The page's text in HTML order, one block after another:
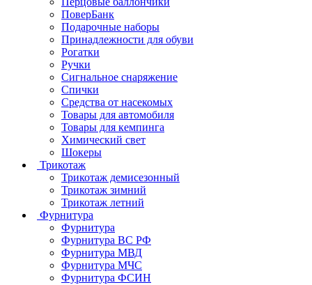
ПоверБанк
Подарочные наборы
Принадлежности для обуви
Рогатки
Ручки
Сигнальное снаряжение
Спички
Средства от насекомых
Товары для автомобиля
Товары для кемпинга
Химический свет
Шокеры
Трикотаж
Трикотаж демисезонный
Трикотаж зимний
Трикотаж летний
Фурнитура
Фурнитура
Фурнитура ВС РФ
Фурнитура МВД
Фурнитура МЧС
Фурнитура ФСИН